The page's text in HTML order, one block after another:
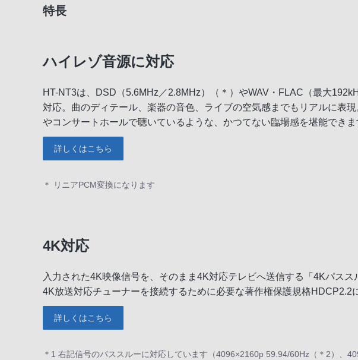
特長
ハイレゾ音源に対応
HT-NT3は、DSD（5.6MHz／2.8MHz）（＊）やWAV・FLAC（最大
対応。曲のディテール、楽器の音色、ライブの空気感までもリアルに表
やコンサートホールで聴いているような、かつてない臨場感を堪能できま
詳しくはこちら
＊ リニアPCM変換になります
4K対応
入力された4K映像信号を、そのまま4K対応テレビへ送信する「4Kパスス
4K放送対応チューナーを接続するために必要な著作権保護規格HDCP2.2
詳しくはこちら
＊1 右記信号のパススルーに対応しています（4096×2160p 59.94/60Hz（＊2）、